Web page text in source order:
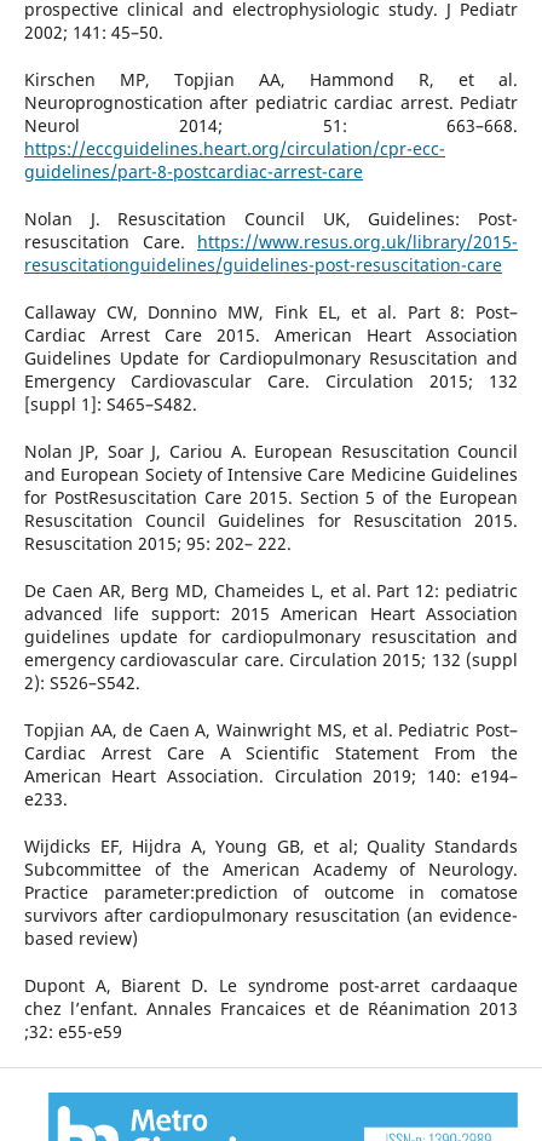
prospective clinical and electrophysiologic study. J Pediatr
2002; 141: 45–50.
Kirschen MP, Topjian AA, Hammond R, et al.
Neuroprognostication after pediatric cardiac arrest. Pediatr
Neurol 2014; 51: 663–668.
https://eccguidelines.heart.org/circulation/cpr-ecc-
guidelines/part-8-postcardiac-arrest-care
Nolan J. Resuscitation Council UK, Guidelines: Post-
resuscitation Care. https://www.resus.org.uk/library/2015-
resuscitationguidelines/guidelines-post-resuscitation-care
Callaway CW, Donnino MW, Fink EL, et al. Part 8: Post–
Cardiac Arrest Care 2015. American Heart Association
Guidelines Update for Cardiopulmonary Resuscitation and
Emergency Cardiovascular Care. Circulation 2015; 132
[suppl 1]: S465–S482.
Nolan JP, Soar J, Cariou A. European Resuscitation Council
and European Society of Intensive Care Medicine Guidelines
for PostResuscitation Care 2015. Section 5 of the European
Resuscitation Council Guidelines for Resuscitation 2015.
Resuscitation 2015; 95: 202– 222.
De Caen AR, Berg MD, Chameides L, et al. Part 12: pediatric
advanced life support: 2015 American Heart Association
guidelines update for cardiopulmonary resuscitation and
emergency cardiovascular care. Circulation 2015; 132 (suppl
2): S526–S542.
Topjian AA, de Caen A, Wainwright MS, et al. Pediatric Post–
Cardiac Arrest Care A Scientific Statement From the
American Heart Association. Circulation 2019; 140: e194–
e233.
Wijdicks EF, Hijdra A, Young GB, et al; Quality Standards
Subcommittee of the American Academy of Neurology.
Practice parameter:prediction of outcome in comatose
survivors after cardiopulmonary resuscitation (an evidence-
based review)
Dupont A, Biarent D. Le syndrome post-arret cardaaque
chez l’enfant. Annales Francaices et de Réanimation 2013
;32: e55-e59